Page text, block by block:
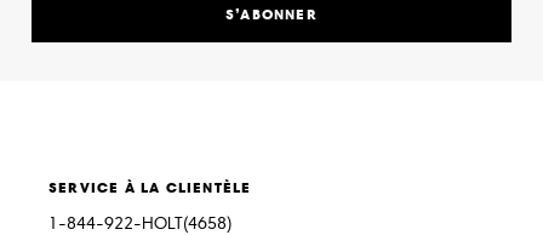
S’ABONNER
SERVICE À LA CLIENTÈLE
1-844-922-HOLT(4658)